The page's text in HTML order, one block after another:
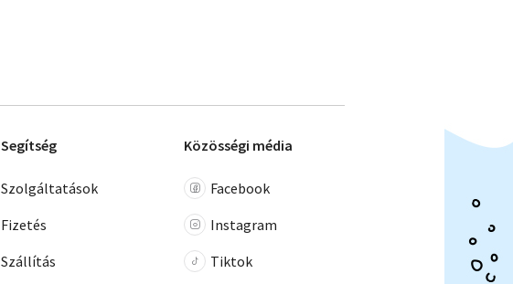
Segítség
Szolgáltatások
Fizetés
Szállítás
Közösségi média
Facebook
Instagram
Tiktok